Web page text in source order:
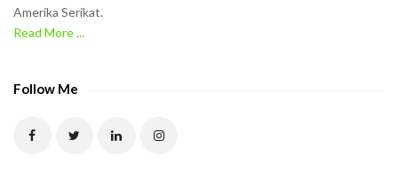
Amerika Serikat.
Read More ...
Follow Me